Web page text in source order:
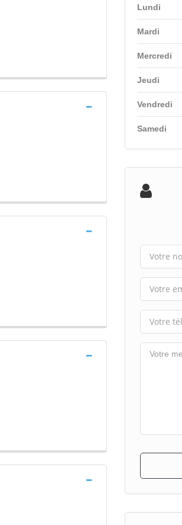
Lundi
Mardi
Mercredi
Jeudi
Vendredi
Samedi